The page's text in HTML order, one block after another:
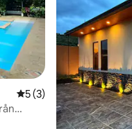
5 av 5 i genomsnittligt
5 (3)